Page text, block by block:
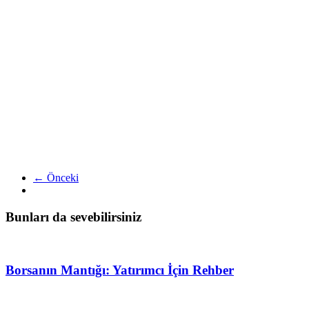
← Önceki
Bunları da sevebilirsiniz
Borsanın Mantığı: Yatırımcı İçin Rehber